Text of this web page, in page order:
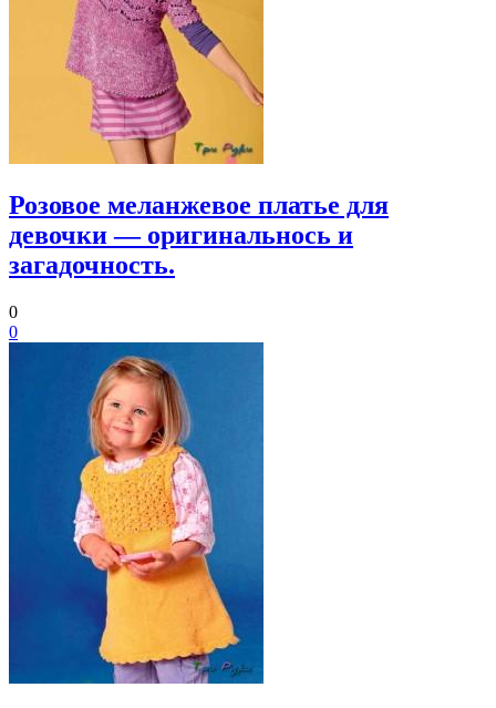
Розовое меланжевое платье для
девочки — оригинальнось и
загадочность.
0
0